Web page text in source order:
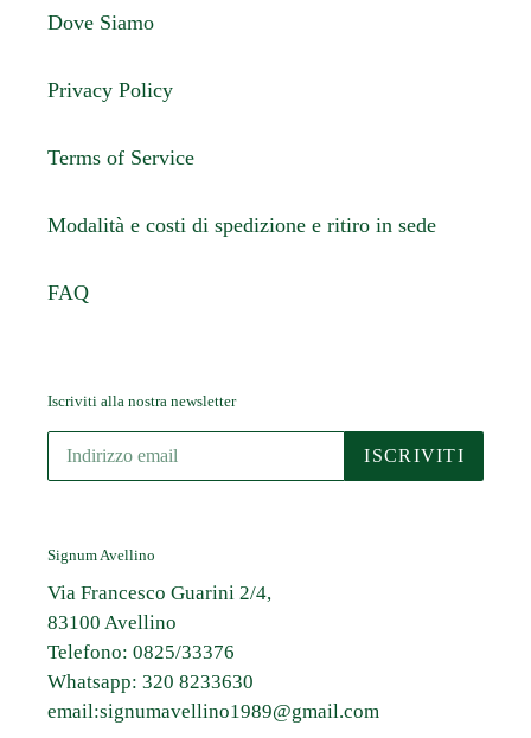
Dove Siamo
Privacy Policy
Terms of Service
Modalità e costi di spedizione e ritiro in sede
FAQ
Iscriviti alla nostra newsletter
ISCRIVITI
Signum Avellino
Via Francesco Guarini 2/4,
83100 Avellino
Telefono: 0825/33376
Whatsapp: 320 8233630
email:signumavellino1989@gmail.com